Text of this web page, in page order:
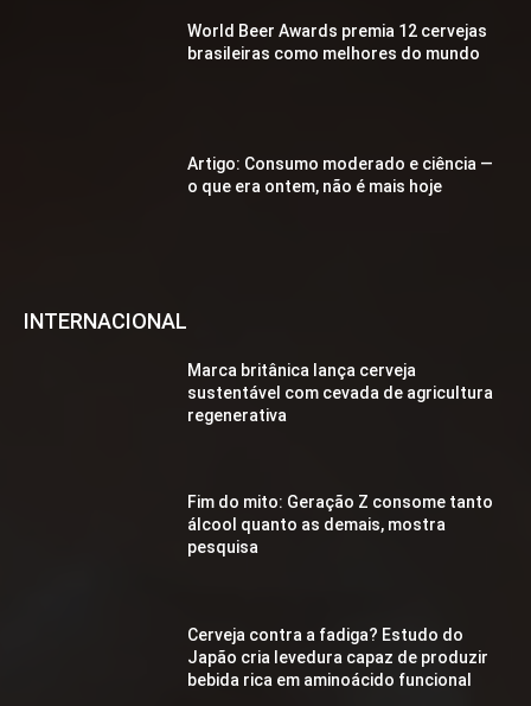
World Beer Awards premia 12 cervejas
brasileiras como melhores do mundo
Artigo: Consumo moderado e ciência —
o que era ontem, não é mais hoje
INTERNACIONAL
Marca britânica lança cerveja
sustentável com cevada de agricultura
regenerativa
Fim do mito: Geração Z consome tanto
álcool quanto as demais, mostra
pesquisa
Cerveja contra a fadiga? Estudo do
Japão cria levedura capaz de produzir
bebida rica em aminoácido funcional